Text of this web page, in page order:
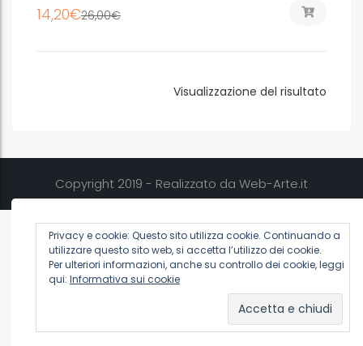
14,20€26,00€
Visualizzazione del risultato
Copyright 2019 - Realizzato da Web-Arte.it
Privacy e cookie: Questo sito utilizza cookie. Continuando a
utilizzare questo sito web, si accetta l’utilizzo dei cookie.
Per ulteriori informazioni, anche su controllo dei cookie, leggi
qui: Informativa sui cookie